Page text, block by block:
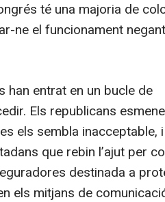
té una majoria de
ne el funcionament
han entrat en un bucle de
Els republicans
els sembla inacceptable,
que rebin l’ajut per
destinada a
els mitjans de